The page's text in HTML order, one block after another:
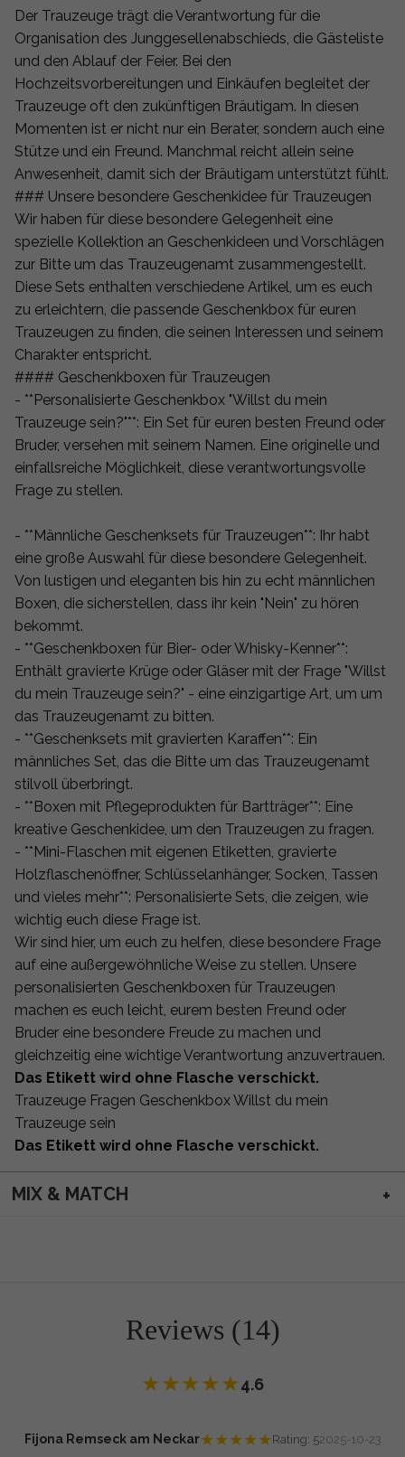
Der Trauzeuge trägt die Verantwortung für die
Organisation des Junggesellenabschieds, die Gästeliste
und den Ablauf der Feier. Bei den
Hochzeitsvorbereitungen und Einkäufen begleitet der
Trauzeuge oft den zukünftigen Bräutigam. In diesen
Momenten ist er nicht nur ein Berater, sondern auch eine
Stütze und ein Freund. Manchmal reicht allein seine
Anwesenheit, damit sich der Bräutigam unterstützt fühlt.
### Unsere besondere Geschenkidee für Trauzeugen
Wir haben für diese besondere Gelegenheit eine
spezielle Kollektion an Geschenkideen und Vorschlägen
zur Bitte um das Trauzeugenamt zusammengestellt.
Diese Sets enthalten verschiedene Artikel, um es euch
zu erleichtern, die passende Geschenkbox für euren
Trauzeugen zu finden, die seinen Interessen und seinem
Charakter entspricht.
#### Geschenkboxen für Trauzeugen
- **Personalisierte Geschenkbox "Willst du mein
Trauzeuge sein?"**: Ein Set für euren besten Freund oder
Bruder, versehen mit seinem Namen. Eine originelle und
einfallsreiche Möglichkeit, diese verantwortungsvolle
Frage zu stellen.
- **Männliche Geschenksets für Trauzeugen**: Ihr habt
eine große Auswahl für diese besondere Gelegenheit.
Von lustigen und eleganten bis hin zu echt männlichen
Boxen, die sicherstellen, dass ihr kein "Nein" zu hören
bekommt.
- **Geschenkboxen für Bier- oder Whisky-Kenner**:
Enthält gravierte Krüge oder Gläser mit der Frage "Willst
du mein Trauzeuge sein?" - eine einzigartige Art, um um
das Trauzeugenamt zu bitten.
- **Geschenksets mit gravierten Karaffen**: Ein
männliches Set, das die Bitte um das Trauzeugenamt
stilvoll überbringt.
- **Boxen mit Pflegeprodukten für Bartträger**: Eine
kreative Geschenkidee, um den Trauzeugen zu fragen.
- **Mini-Flaschen mit eigenen Etiketten, gravierte
Holzflaschenöffner, Schlüsselanhänger, Socken, Tassen
und vieles mehr**: Personalisierte Sets, die zeigen, wie
wichtig euch diese Frage ist.
Wir sind hier, um euch zu helfen, diese besondere Frage
auf eine außergewöhnliche Weise zu stellen. Unsere
personalisierten Geschenkboxen für Trauzeugen
machen es euch leicht, eurem besten Freund oder
Bruder eine besondere Freude zu machen und
gleichzeitig eine wichtige Verantwortung anzuvertrauen.
Das Etikett wird ohne Flasche verschickt.
Trauzeuge Fragen Geschenkbox Willst du mein
Trauzeuge sein
Das Etikett wird ohne Flasche verschickt.
MIX & MATCH
Reviews (14)
★★★★★4.6
Fijona Remseck am Neckar★★★★★Rating: 52025-10-23